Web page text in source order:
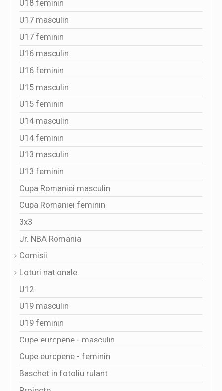
U18 feminin
U17 masculin
U17 feminin
U16 masculin
U16 feminin
U15 masculin
U15 feminin
U14 masculin
U14 feminin
U13 masculin
U13 feminin
Cupa Romaniei masculin
Cupa Romaniei feminin
3x3
Jr. NBA Romania
Comisii
Loturi nationale
U12
U19 masculin
U19 feminin
Cupe europene - masculin
Cupe europene - feminin
Baschet in fotoliu rulant